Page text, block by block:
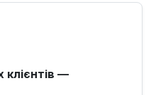
клієнтів —